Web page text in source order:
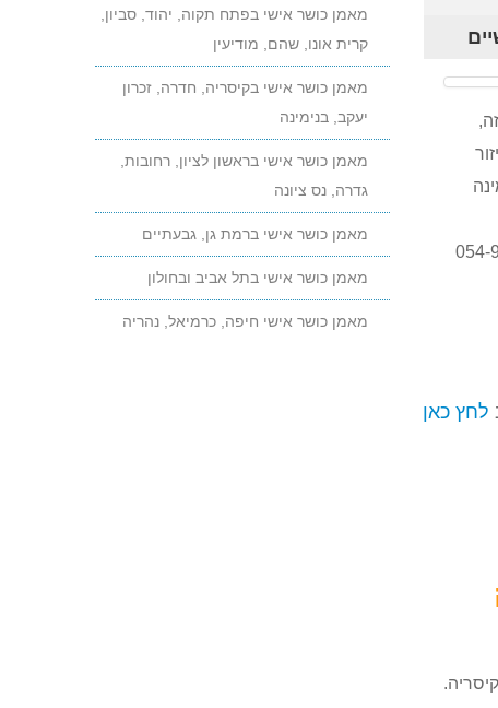
054-9147715
לחץ כאן
בכל גיל, ומאפשר לכם גם לרזות
ולהתחטב, גם לשפר גמישות וגם לשפר
את הכושר
הידעת?
גיל,
ומאפשר לכם גם לרזות ולהתחטב,
גם לשפר גמישות וגם לשפר את
הכושר!
מחפשים רעיון למתנה מקורית? חבילת
אימונים אישיים כמתנת ליום הולדת או
מאמן כושר אישי בפתח תקוה, יהוד, סביון,
קרית אונו, שהם, מודיעין
מאמן כושר אישי בקיסריה, חדרה, זכרון
יעקב, בנימינה
מאמן כושר אישי בראשון לציון, רחובות,
גדרה, נס ציונה
מאמן כושר אישי ברמת גן, גבעתיים
מאמן כושר אישי בתל אביב ובחולון
מאמן כושר אישי חיפה, כרמיאל, נהריה